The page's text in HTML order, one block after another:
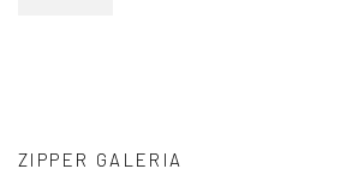
ZIPPER GALERIA